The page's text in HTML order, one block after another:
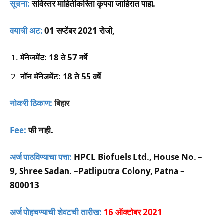
सूचना:सविस्तर माहितीकरिता कृपया जाहिरात पाहा.
वयाची अट: 01 सप्टेंबर 2021 रोजी,
मॅनेजमेंट: 18 ते 57 वर्षे
नॉन मॅनेजमेंट: 18 ते 55 वर्षे
नोकरी ठिकाण:बिहार
Fee: फी नाही.
अर्ज पाठविण्याचा पत्ता: HPCL Biofuels Ltd., House No. –
9, Shree Sadan. –Patliputra Colony, Patna –
800013
अर्ज पोहचण्याची शेवटची तारीख: 16 ऑक्टोबर 2021